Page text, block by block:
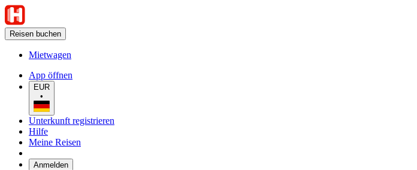
Reisen buchen
Mietwagen
App öffnen
EUR
•
Unterkunft registrieren
Hilfe
Meine Reisen
Anmelden